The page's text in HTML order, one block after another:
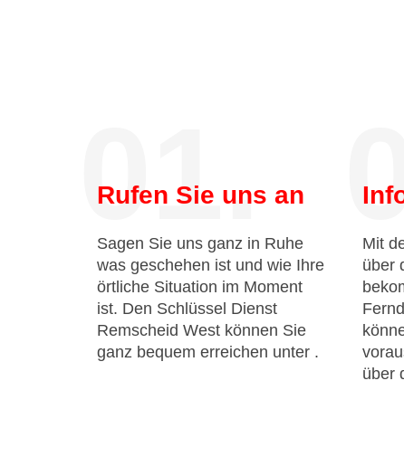
01.
Rufen Sie uns an
Sagen Sie uns ganz in Ruhe
was geschehen ist und wie Ihre
örtliche Situation im Moment
ist. Den Schlüssel Dienst
Remscheid West können Sie
ganz bequem erreichen unter .
Mit
über
über